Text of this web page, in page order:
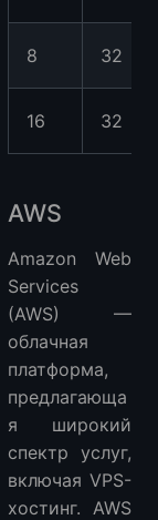
8 32
16 32
AWS
Amazon Web
Services
(AWS) —
облачная
платформа,
предлагающа
я широкий
спектр услуг,
включая VPS-
хостинг. AWS